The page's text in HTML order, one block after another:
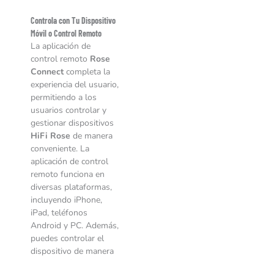
Controla con Tu Dispositivo
Móvil o Control Remoto
La aplicación de
control remoto Rose
Connectcompleta la
experiencia del usuario,
permitiendo a los
usuarios controlar y
gestionar dispositivos
HiFi Rose de manera
conveniente. La
aplicación de control
remoto funciona en
diversas plataformas,
incluyendo iPhone,
iPad, teléfonos
Android y PC. Además,
puedes controlar el
dispositivo de manera